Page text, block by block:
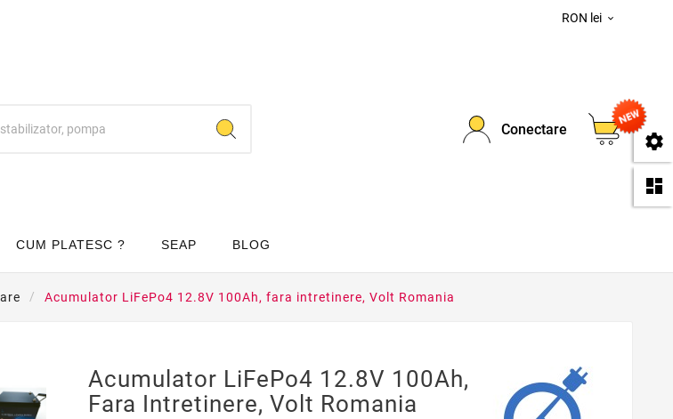
RON lei 
Conectare
0
CUM PLATESC ? SEAP BLOG
Acumulator LiFePo4 12.8V 100Ah, fara intretinere, Volt Romania
Acumulator LiFePo4 12.8V 100Ah,
Fara Intretinere, Volt Romania